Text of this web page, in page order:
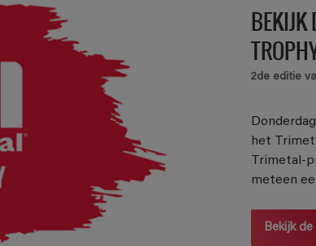
2de editie
het
Trimetal-
meteen
Bekijk de